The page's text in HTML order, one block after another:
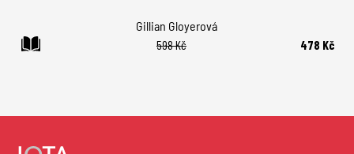
Gillian Gloyerová
598 Kč
478 Kč